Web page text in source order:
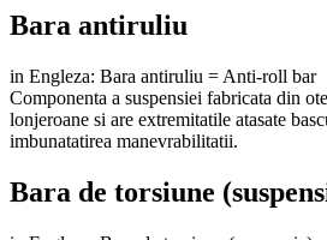
Bara antiruliu
in Engleza: Bara antiruliu = Anti-roll bar
Componenta a suspensiei fabricata din
lonjeroane si are extremitatile atasate
imbunatatirea manevrabilitatii.
Bara de torsiune